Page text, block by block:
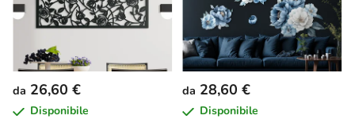
da 26,60 €
Disponibile
da 28,60 €
Disponibile